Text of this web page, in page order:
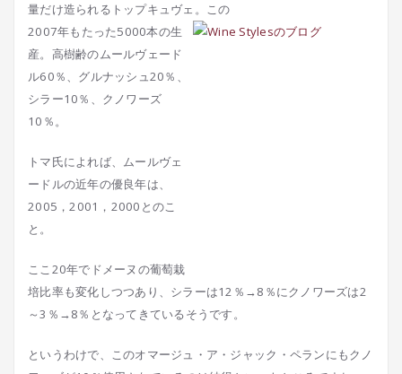
量だけ造られるトップキュヴェ。この
2007年もたった5000本の生
産。高樹齢のムールヴェード
ル60％、グルナッシュ20％、
シラー10％、クノワーズ
10％。
トマ氏によれば、ムールヴェ
ードルの近年の優良年は、
2005，2001，2000とのこ
と。
ここ20年でドメーヌの葡萄栽
培比率も変化しつつあり、シラーは12％→8％にクノワーズは2
～3％→8％となってきているそうです。
というわけで、このオマージュ・ア・ジャック・ペランにもクノ